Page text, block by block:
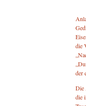
die
der
Die
die